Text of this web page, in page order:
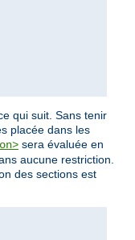
qui suit. Sans tenir
placée dans les
sera évaluée en
aucune restriction.
des sections est